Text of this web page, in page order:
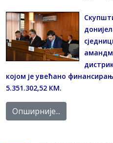
којoм је увећано
5.351.302,52 КМ.
Опширније...